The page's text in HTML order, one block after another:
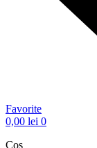
Favorite
0,00 lei 0
Coș